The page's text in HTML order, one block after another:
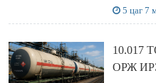
5 цаг 7
10.017
ОРЖ